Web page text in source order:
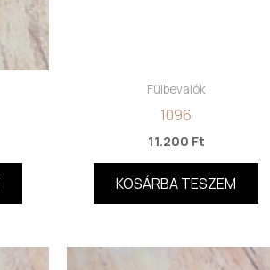
Fülbevalók
1096
11.200 Ft
KOSÁRBA TESZEM